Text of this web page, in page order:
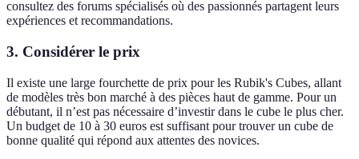
consultez des forums spécialisés où des passionnés partagent leurs
expériences et recommandations.
3. Considérer le prix
Il existe une large fourchette de prix pour les Rubik's Cubes, allant
de modèles très bon marché à des pièces haut de gamme. Pour un
débutant, il n’est pas nécessaire d’investir dans le cube le plus cher.
Un budget de 10 à 30 euros est suffisant pour trouver un cube de
bonne qualité qui répond aux attentes des novices.